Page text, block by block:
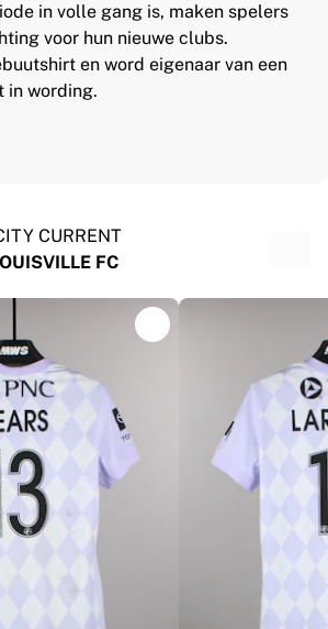
in volle gang is, maken spelers
voor hun nieuwe clubs.
en word eigenaar van een
in wording.
CURRENT
FC